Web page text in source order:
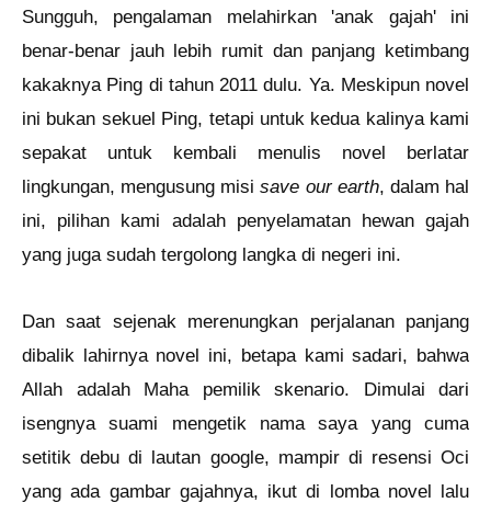
Sungguh, pengalaman melahirkan 'anak gajah' ini
benar-benar jauh lebih rumit dan panjang ketimbang
kakaknya Ping di tahun 2011 dulu. Ya. Meskipun novel
ini bukan sekuel Ping, tetapi untuk kedua kalinya kami
sepakat untuk kembali menulis novel berlatar
lingkungan, mengusung misisave our earth, dalam hal
ini, pilihan kami adalah penyelamatan hewan gajah
yang juga sudah tergolong langka di negeri ini.
Dan saat sejenak merenungkan perjalanan panjang
dibalik lahirnya novel ini, betapa kami sadari, bahwa
Allah adalah Maha pemilik skenario. Dimulai dari
isengnya suami mengetik nama saya yang cuma
setitik debu di lautan google, mampir di resensi Oci
yang ada gambar gajahnya, ikut di lomba novel lalu